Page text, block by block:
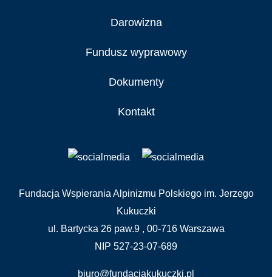
Darowizna
Fundusz wyprawowy
Dokumenty
Kontakt
Fundacja Wspierania Alpinizmu Polskiego im. Jerzego
Kukuczki
ul. Bartycka 26 paw.9 , 00-716 Warszawa
NIP 527-23-07-689
biuro@fundacjakukuczki.pl